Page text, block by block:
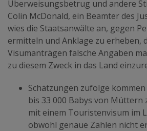
Überweisungsbetrug und andere
Colin McDonald, ein Beamter des
wies die Staatsanwälte an, gegen
ermitteln und Anklage zu erheben,
Visumanträgen falsche Angaben
zu diesem Zweck in das Land
Schätzungen zufolge kommen
bis 33 000 Babys von Müttern
mit einem Touristenvisum im
obwohl genaue Zahlen nicht